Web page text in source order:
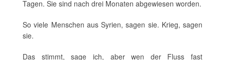
Tagen. Sie sind nach drei Monaten abgewiesen worden.
So viele Menschen aus Syrien, sagen sie. Krieg, sagen
sie.
Das stimmt, sage ich, aber wen der Fluss fast